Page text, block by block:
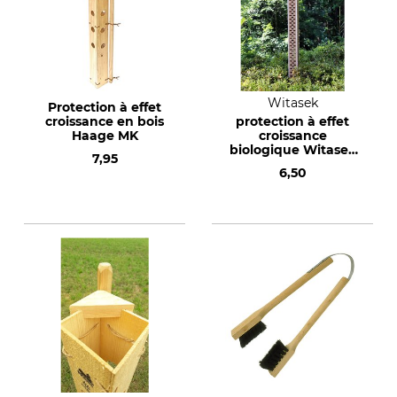
Protection à effet
croissance en bois
Haage MK
7,95
Witasek
protection à effet
croissance
biologique Witasek
6,50